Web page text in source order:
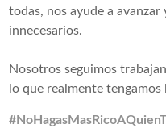
todas, nos ayude a
innecesarios.
Nosotros seguimos
lo que realmente tengamos